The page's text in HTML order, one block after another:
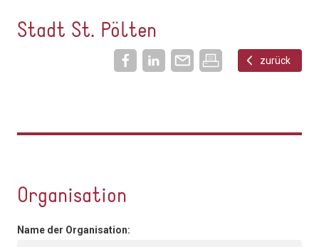
Stadt St. Pölten
zurück
Organisation
Name der Organisation: